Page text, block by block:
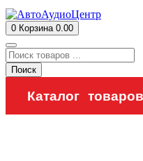
0 Корзина 0.00
Поиск
Каталог товаров